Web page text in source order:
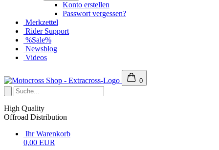
Konto erstellen
Passwort vergessen?
Merkzettel
Rider Support
%Sale%
Newsblog
Videos
0
High Quality
Offroad Distribution
Ihr Warenkorb
0,00 EUR